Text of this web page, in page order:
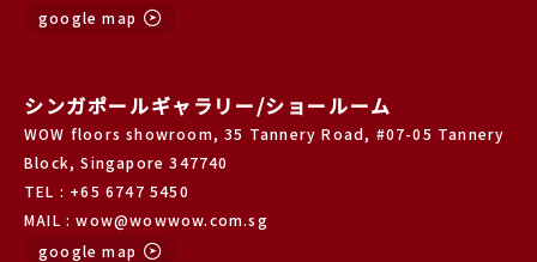
google map
シンガポールギャラリー/ショールーム
WOW floors showroom, 35 Tannery Road, #07-05 Tannery
Block, Singapore 347740
TEL : +65 6747 5450
MAIL : wow@wowwow.com.sg
google map